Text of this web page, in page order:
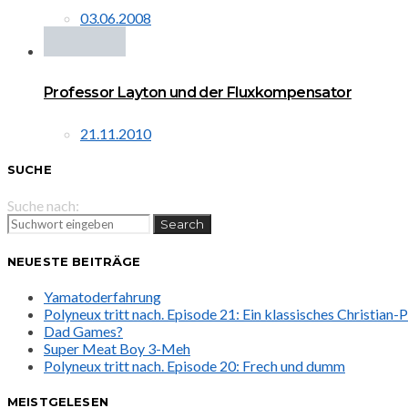
03.06.2008
Professor Layton und der Fluxkompensator
21.11.2010
SUCHE
Suche nach:
Search
NEUESTE BEITRÄGE
Yamatoderfahrung
Polyneux tritt nach. Episode 21: Ein klassisches Christian-
Dad Games?
Super Meat Boy 3-Meh
Polyneux tritt nach. Episode 20: Frech und dumm
MEISTGELESEN